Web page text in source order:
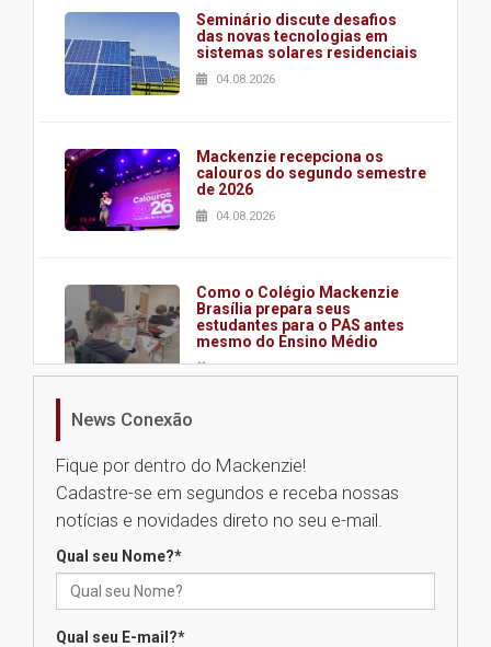
Seminário discute desafios
das novas tecnologias em
sistemas solares residenciais
04.08.2026
Mackenzie recepciona os
calouros do segundo semestre
de 2026
04.08.2026
Como o Colégio Mackenzie
Brasília prepara seus
estudantes para o PAS antes
mesmo do Ensino Médio
04.08.2026
na educação dos filhos além da
escola
04.08.2026
docentes para debater
News Conexão
Fique por dentro do Mackenzie!
Cadastre-se em segundos e receba nossas
notícias e novidades direto no seu e-mail.
Qual seu Nome?*
Qual seu E-mail?*